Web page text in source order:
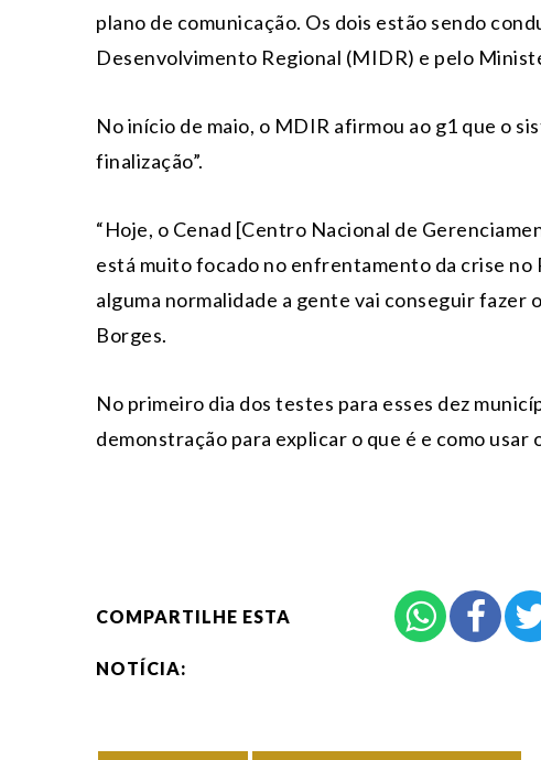
plano de comunicação. Os dois estão sendo
Desenvolvimento Regional (MIDR) e pelo
No início de maio, o MDIR afirmou ao g1 que o
finalização”.
“Hoje, o Cenad [Centro Nacional de
está muito focado no enfrentamento da crise no
alguma normalidade a gente vai conseguir fazer
Borges.
No primeiro dia dos testes para esses dez
demonstração para explicar o que é e como usar
COMPARTILHE ESTA
NOTÍCIA: